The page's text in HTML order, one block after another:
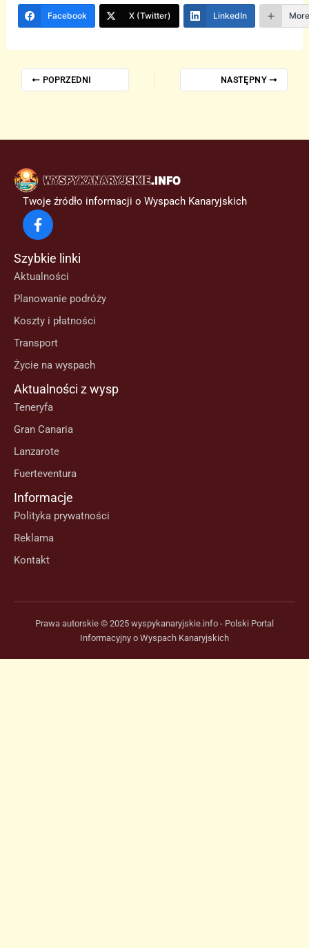
Facebook X (Twitter) LinkedIn
POPRZEDNI NASTĘPNY
Twoje źródło informacji o Wyspach Kanaryjskich
Szybkie linki
Aktualności
Planowanie podróży
Koszty i płatności
Transport
Życie na wyspach
Aktualności z wysp
Teneryfa
Gran Canaria
Lanzarote
Fuerteventura
Informacje
Polityka prywatności
Reklama
Kontakt
Prawa autorskie © 2025 wyspykanaryjskie.info - Polski Portal
Informacyjny o Wyspach Kanaryjskich